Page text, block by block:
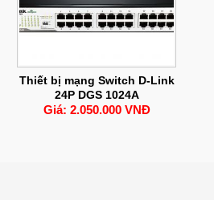
Thiết bị mạng Switch D-Link
24P DGS 1024A
Giá: 2.050.000 VNĐ